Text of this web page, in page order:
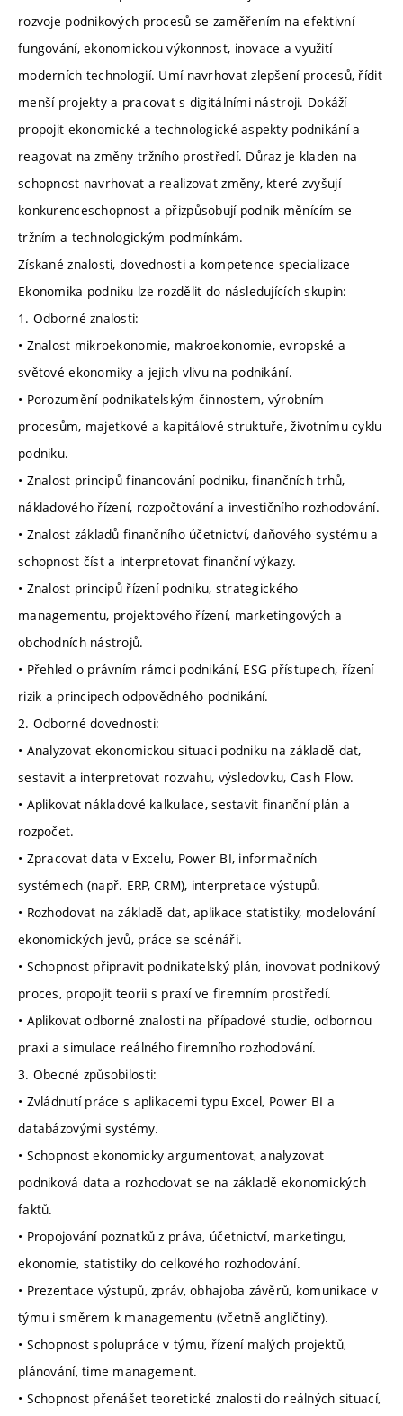
rozvoje podnikových procesů se zaměřením na efektivní
fungování, ekonomickou výkonnost, inovace a využití
moderních technologií. Umí navrhovat zlepšení procesů, řídit
menší projekty a pracovat s digitálními nástroji. Dokáží
propojit ekonomické a technologické aspekty podnikání a
reagovat na změny tržního prostředí. Důraz je kladen na
schopnost navrhovat a realizovat změny, které zvyšují
konkurenceschopnost a přizpůsobují podnik měnícím se
tržním a technologickým podmínkám.
Získané znalosti, dovednosti a kompetence specializace
Ekonomika podniku lze rozdělit do následujících skupin:
1. Odborné znalosti:
• Znalost mikroekonomie, makroekonomie, evropské a
světové ekonomiky a jejich vlivu na podnikání.
• Porozumění podnikatelským činnostem, výrobním
procesům, majetkové a kapitálové struktuře, životnímu cyklu
podniku.
• Znalost principů financování podniku, finančních trhů,
nákladového řízení, rozpočtování a investičního rozhodování.
• Znalost základů finančního účetnictví, daňového systému a
schopnost číst a interpretovat finanční výkazy.
• Znalost principů řízení podniku, strategického
managementu, projektového řízení, marketingových a
obchodních nástrojů.
• Přehled o právním rámci podnikání, ESG přístupech, řízení
rizik a principech odpovědného podnikání.
2. Odborné dovednosti:
• Analyzovat ekonomickou situaci podniku na základě dat,
sestavit a interpretovat rozvahu, výsledovku, Cash Flow.
• Aplikovat nákladové kalkulace, sestavit finanční plán a
rozpočet.
• Zpracovat data v Excelu, Power BI, informačních
systémech (např. ERP, CRM), interpretace výstupů.
• Rozhodovat na základě dat, aplikace statistiky, modelování
ekonomických jevů, práce se scénáři.
• Schopnost připravit podnikatelský plán, inovovat podnikový
proces, propojit teorii s praxí ve firemním prostředí.
• Aplikovat odborné znalosti na případové studie, odbornou
praxi a simulace reálného firemního rozhodování.
3. Obecné způsobilosti:
• Zvládnutí práce s aplikacemi typu Excel, Power BI a
databázovými systémy.
• Schopnost ekonomicky argumentovat, analyzovat
podniková data a rozhodovat se na základě ekonomických
faktů.
• Propojování poznatků z práva, účetnictví, marketingu,
ekonomie, statistiky do celkového rozhodování.
• Prezentace výstupů, zpráv, obhajoba závěrů, komunikace v
týmu i směrem k managementu (včetně angličtiny).
• Schopnost spolupráce v týmu, řízení malých projektů,
plánování, time management.
• Schopnost přenášet teoretické znalosti do reálných situací,